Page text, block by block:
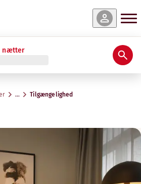
nætter
… Tilgængelighed